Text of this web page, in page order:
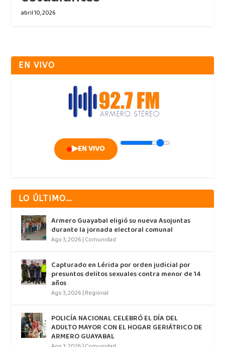
abril 10, 2026
EN VIVO
▶EN VIVO
LO ÚLTIMO…
Armero Guayabal eligió su nueva Asojuntas
durante la jornada electoral comunal
Ago 3, 2026 | Comunidad
Capturado en Lérida por orden judicial por
presuntos delitos sexuales contra menor de 14
años
Ago 3, 2026 | Regional
POLICÍA NACIONAL CELEBRÓ EL DÍA DEL
ADULTO MAYOR CON EL HOGAR GERIÁTRICO DE
ARMERO GUAYABAL